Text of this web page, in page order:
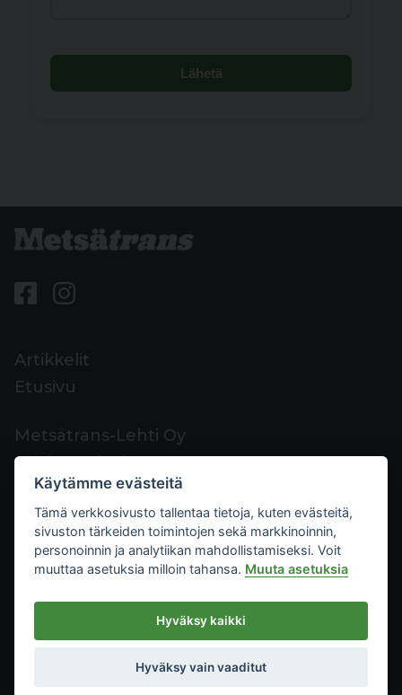
Lähetä
Artikkelit
Etusivu
Metsätrans-Lehti Oy
Asiakaspalvelu
Yhteystiedot
Palaute
Mediakortti
Metsätrans-Lehti Oy
2026
Tietosuoja
Käytämme evästeitä
Tämä verkkosivusto tallentaa tietoja, kuten evästeitä,
sivuston tärkeiden toimintojen sekä markkinoinnin,
personoinnin ja analytiikan mahdollistamiseksi. Voit
muuttaa asetuksia milloin tahansa. Muuta asetuksia
Hyväksy kaikki
Hyväksy vain vaaditut